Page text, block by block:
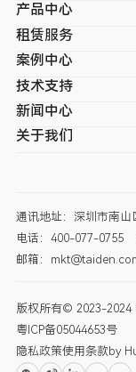
产品中心
租赁服务
案例中心
技术支持
新闻中心
关于我们
通讯地址：深圳市南山
电话：400-077-0755
邮箱：
版权所有© 2023-2024
粤ICP备05044653号
隐私政策使用条款 by